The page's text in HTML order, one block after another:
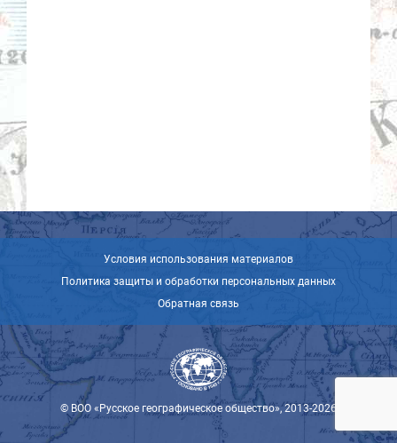
Условия использования материалов
Политика защиты и обработки персональных данных
Обратная связь
© ВОО «Русское географическое общество», 2013-2026